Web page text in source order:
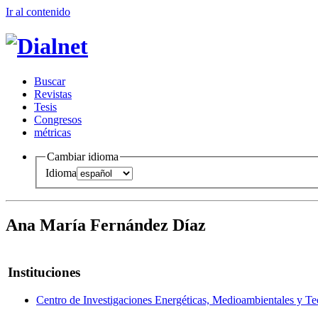
Ir al contenido
Buscar
Revistas
Tesis
Congresos
métricas
Cambiar idioma
Idioma
Ana María Fernández Díaz
Instituciones
Centro de Investigaciones Energéticas, Medioambientales y